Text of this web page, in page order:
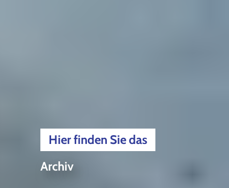
Archiv
Hier finden Sie das